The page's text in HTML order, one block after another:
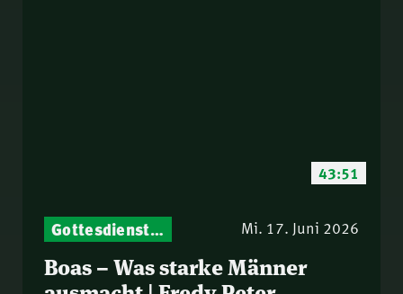
43:51
Gottesdienst-Botschaften – Jeden Sonntag neu: Aktuelle Predigten vom Mitternachtsruf Mi. 17. Juni 2026
Boas – Was starke Männer